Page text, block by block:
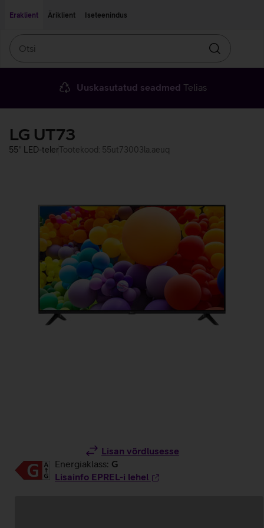
Eraklient
Äriklient Iseteenindus
Otsin
Uuskasutatud seadmed Telias
LG UT73
55'' LED-telerTootekood: 55ut73003la.aeuq
Lisan võrdlusesse
Energiaklass: G
Lisainfo EPREL-i lehel